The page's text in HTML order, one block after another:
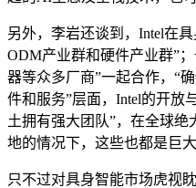
另外，李岩还谈到，Intel在
ODM产业群和硬件产业群”
器等众多厂商”一起合作，“
件和服务”层面，Intel的开放
土拥有强大团队”，在全球
地的情况下，这些也都是巨大
只不过对具身智能市场虎视